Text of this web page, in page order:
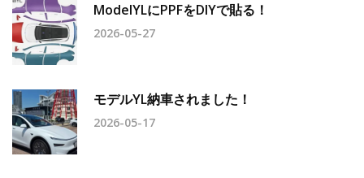
ModelYLにPPFをDIYで貼る！
2026-05-27
モデルYL納車されました！
2026-05-17